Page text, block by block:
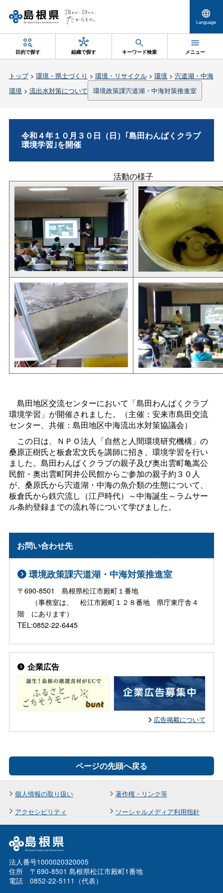
Language
目的で探す 組織で探す キーワード検索 メニュー
トップ> 環境・県土づくり > 環境・リサイクル> 環境> 宍道湖・中海
環境> 流出水対策について 環境政策課宍道湖・中海対策推進室
令和４年１０月３０日（日）｢島田わんぱくクラブ
環境学習｣を開催
活動の様子
島田地区交流センターにおいて「島田わんぱくクラブ
環境学習」が開催されました。（主催：安来市島田交流
センター、共催：島田地区中海流出水対策協議会）
この日は、ＮＰＯ法人「自然と人間環境研究機構」の
桑原正樹氏と板倉宏文氏を講師に招き、環境学習を行い
ました。島田わんぱくクラブの親子及び奥出雲町亀嵩公
民館・奥出雲町阿井公民館からご参加の親子約３０人
が、桑原氏から宍道湖・中海の魚介類の生態について、
板倉氏から鉄穴流し（江戸時代）～中海誕生～ラムサー
ル条約登録までの流れ等について学びました。
お問い合わせ先
環境政策課宍道湖・中海対策推進室
〒690-8501 島根県松江市殿町１番地
（事務室は、 松江市殿町１２８番地 県庁東庁舎４
階 にあります）
TEL:0852-22-6445
企業広告
広告掲載について
ページの先頭へ戻る
個人情報の取り扱い
著作権・リンク等
アクセシビリティ
ソーシャルメディア利用指針
法人番号1000020320005
住所 〒690-8501 島根県松江市殿町1番地
電話 0852-22-5111（代表）